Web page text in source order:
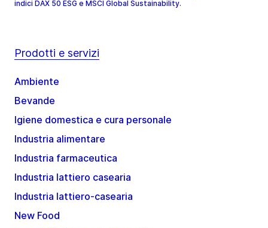
indici DAX 50 ESG e MSCI Global Sustainability.
Prodotti e servizi
Ambiente
Bevande
Igiene domestica e cura personale
Industria alimentare
Industria farmaceutica
Industria lattiero casearia
Industria lattiero-casearia
New Food